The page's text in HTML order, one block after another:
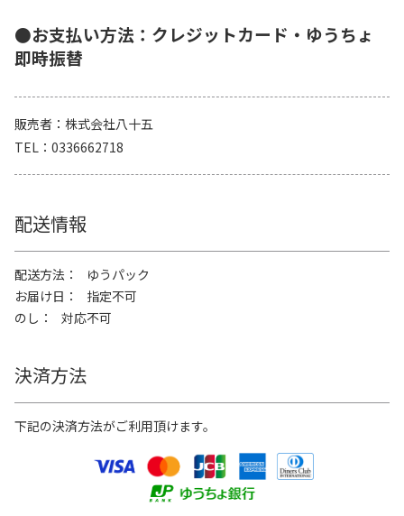
●お支払い方法：クレジットカード・ゆうちょ
即時振替
販売者
株式会社八十五
TEL
0336662718
配送情報
配送方法
ゆうパック
お届け日
指定不可
のし
対応不可
決済方法
下記の決済方法がご利用頂けます。